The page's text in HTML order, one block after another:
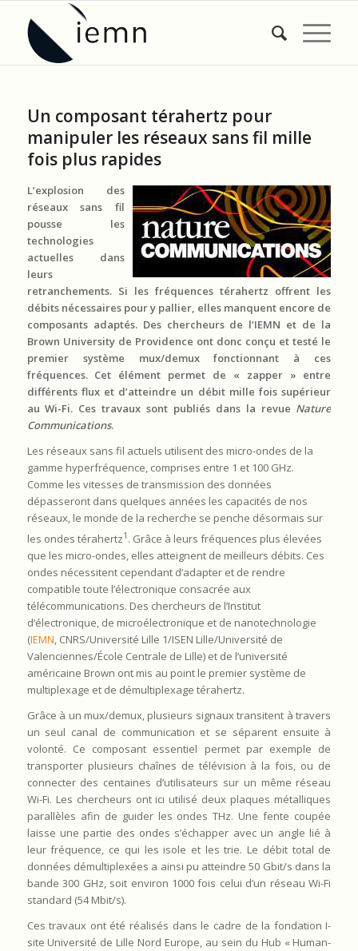
Un composant térahertz pour
manipuler les réseaux sans fil mille
fois plus rapides
L’explosion des
réseaux sans fil
pousse les
technologies
actuelles dans
leurs
retranchements. Si les fréquences térahertz offrent les
débits nécessaires pour y pallier, elles manquent encore de
composants adaptés. Des chercheurs de l’IEMN et de la
Brown University de Providence ont donc conçu et testé le
premier système mux/demux fonctionnant à ces
fréquences. Cet élément permet de « zapper » entre
différents flux et d’atteindre un débit mille fois supérieur
au Wi-Fi. Ces travaux sont publiés dans la revue Nature
Communications.
Les réseaux sans fil actuels utilisent des micro-ondes de la
gamme hyperfréquence, comprises entre 1 et 100 GHz.
Comme les vitesses de transmission des données
dépasseront dans quelques années les capacités de nos
réseaux, le monde de la recherche se penche désormais sur
les ondes térahertz1 . Grâce à leurs fréquences plus élevées
que les micro-ondes, elles atteignent de meilleurs débits. Ces
ondes nécessitent cependant d’adapter et de rendre
compatible toute l’électronique consacrée aux
télécommunications. Des chercheurs de l’Institut
d’électronique, de microélectronique et de nanotechnologie
(IEMN, CNRS/Université Lille 1/ISEN Lille/Université de
Valenciennes/École Centrale de Lille) et de l’université
américaine Brown ont mis au point le premier système de
multiplexage et de démultiplexage térahertz.
Grâce à un mux/demux, plusieurs signaux transitent à travers
un seul canal de communication et se séparent ensuite à
volonté. Ce composant essentiel permet par exemple de
transporter plusieurs chaînes de télévision à la fois, ou de
connecter des centaines d’utilisateurs sur un même réseau
Wi-Fi. Les chercheurs ont ici utilisé deux plaques métalliques
parallèles afin de guider les ondes THz. Une fente coupée
laisse une partie des ondes s’échapper avec un angle lié à
leur fréquence, ce qui les isole et les trie. Le débit total de
données démultiplexées a ainsi pu atteindre 50 Gbit/s dans la
bande 300 GHz, soit environ 1000 fois celui d’un réseau Wi-Fi
standard (54 Mbit/s).
Ces travaux ont été réalisés dans le cadre de la fondation I-
site Université de Lille Nord Europe, au sein du Hub « Human-